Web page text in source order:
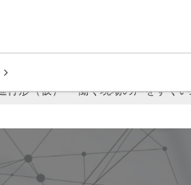
形（仮） ～働く現場の声をすく